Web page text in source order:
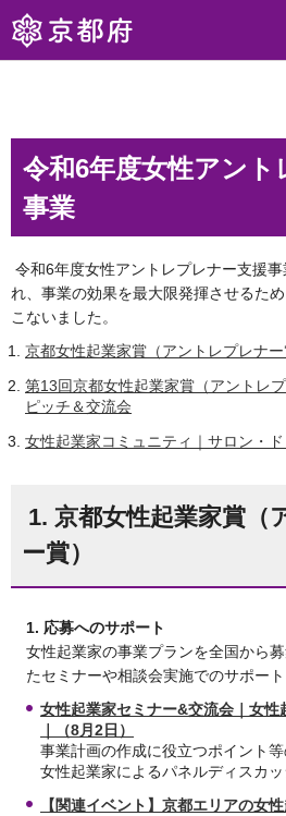
京都府
令和6年度女性アント
事業
令和6年度女性アントレプレナー支援
れ、事業の効果を最大限発揮させるた
こないました。
京都女性起業家賞（アントレプレナー
第13回京都女性起業家賞（アントレ
ピッチ＆交流会
女性起業家コミュニティ｜サロン・ド
1. 京都女性起業家賞（
ー賞）
1. 応募へのサポート
女性起業家の事業プランを全国から
たセミナーや相談会実施でのサポート
女性起業家セミナー&交流会｜女性
｜（8月2日）
事業計画の作成に役立つポイント
女性起業家によるパネルディスカ
【関連イベント】京都エリアの女